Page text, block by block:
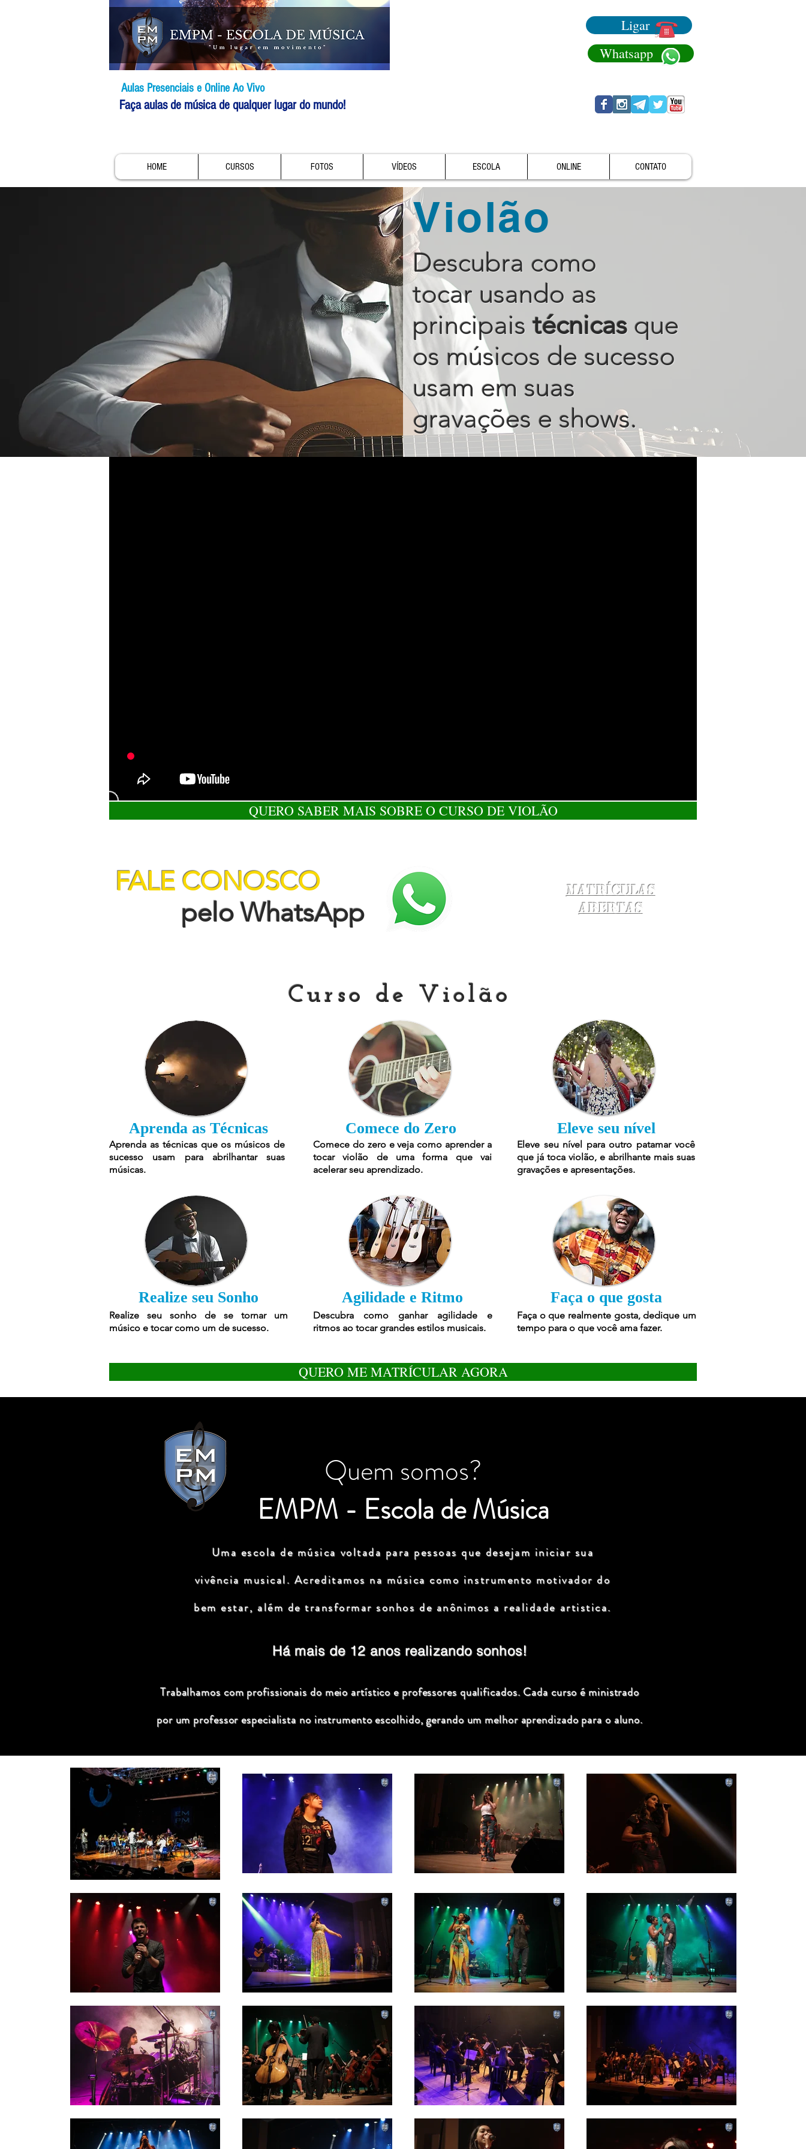
Ligar
Whatsapp
Aulas Presenciais e Online Ao Vivo
Faça aulas de música de qualquer lugar do mundo!
HOME CURSOS FOTOS VÍDEOS ESCOLA ONLINE CONTATO
Violão
Descubra como
tocar usando as
principaistécnicas que
os músicos de sucesso
usam em suas
gravações e shows.
QUERO SABER MAIS SOBRE O CURSO DE VIOLÃO
FALE CONOSCO
pelo WhatsApp
Matrículas
Abertas
Curso de Violão
Aprenda as Técnicas
Aprenda as técnicas que os músicos de
sucesso usam para abrilhantar suas
músicas.
Realize seu Sonho
Realize seu sonho de se tornar um
músico e tocar como um de sucesso.
Comece do Zero
Comece do zero e veja como aprender a
tocar violão de uma forma que vai
acelerar seu aprendizado.
Agilidade e Ritmo
Descubra como ganhar agilidade e
ritmos ao tocar grandes estilos musicais.
Eleve seu nível
Eleve seu nível para outro patamar você
que já toca violão, e abrilhante mais suas
gravações e apresentações.
Faça o que gosta
Faça o que realmente gosta, dedique um
tempo para o que você ama fazer.
QUERO ME MATRÍCULAR AGORA
Quem somos?
EMPM - Escola de Música
Uma escola de música voltada para pessoas que desejam iniciar sua
vivência musical. Acreditamos na música como instrumento motivador do
bem estar, além de transformar sonhos de anônimos a realidade artistica.
Há mais de 12 anos realizando sonhos!
Trabalhamos com profissionais do meio artístico e professores qualificados. Cada curso é ministrado
por um professor especialista no instrumento escolhido, gerando um melhor aprendizado para o aluno.